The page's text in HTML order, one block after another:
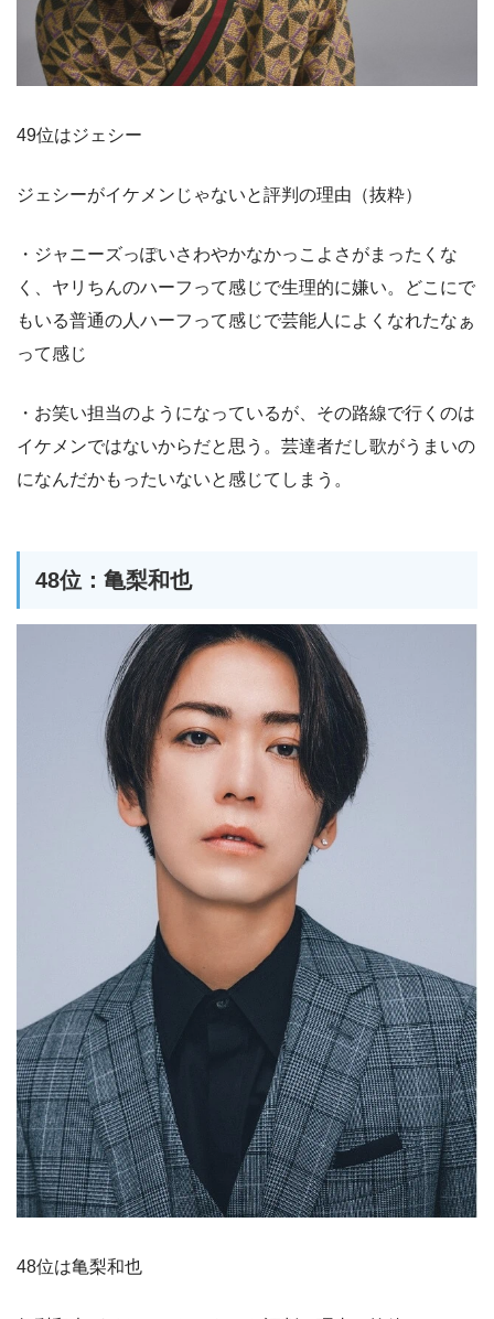
49位はジェシー
ジェシーがイケメンじゃないと評判の理由（抜粋）
・ジャニーズっぽいさわやかなかっこよさがまったくな
く、ヤリちんのハーフって感じで生理的に嫌い。どこにで
もいる普通の人ハーフって感じで芸能人によくなれたなぁ
って感じ
・お笑い担当のようになっているが、その路線で行くのは
イケメンではないからだと思う。芸達者だし歌がうまいの
になんだかもったいないと感じてしまう。
48位：亀梨和也
48位は亀梨和也